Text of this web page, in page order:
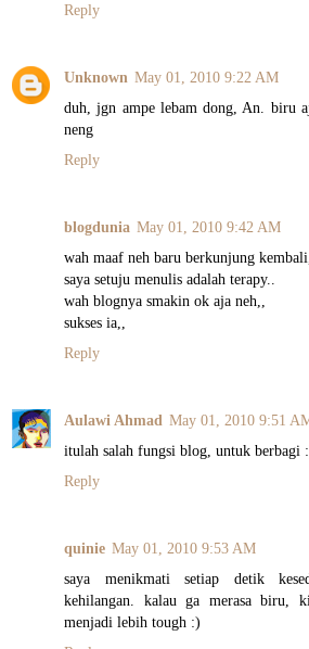
Reply
Unknown May 01, 2010 9:22 AM
duh, jgn ampe lebam dong, An. biru
neng
Reply
blogdunia May 01, 2010 9:42 AM
wah maaf neh baru berkunjung kembali,,
saya setuju menulis adalah terapy..
wah blognya smakin ok aja neh,,
sukses ia,,
Reply
Aulawi Ahmad May 01, 2010 9:51
itulah salah fungsi blog, untuk berbagi
Reply
quinie May 01, 2010 9:53 AM
saya menikmati setiap detik
kehilangan. kalau ga merasa biru,
menjadi lebih tough :)